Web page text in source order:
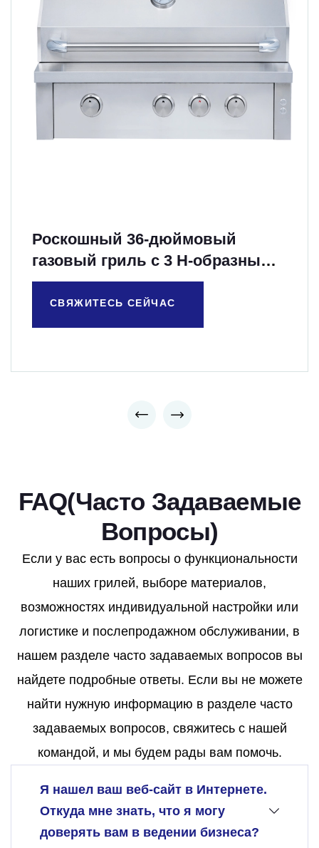
Роскошный 36-дюймовый
газовый гриль с 3 H-образными
литыми горелками
СВЯЖИТЕСЬ СЕЙЧАС
FAQ(Часто Задаваемые
Вопросы)
Если у вас есть вопросы о функциональности
наших грилей, выборе материалов,
возможностях индивидуальной настройки или
логистике и послепродажном обслуживании, в
нашем разделе часто задаваемых вопросов вы
найдете подробные ответы. Если вы не можете
найти нужную информацию в разделе часто
задаваемых вопросов, свяжитесь с нашей
командой, и мы будем рады вам помочь.
Я нашел ваш веб-сайт в Интернете.
Откуда мне знать, что я могу
доверять вам в ведении бизнеса?